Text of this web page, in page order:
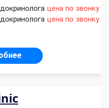
цена по звонку
цена по звонку